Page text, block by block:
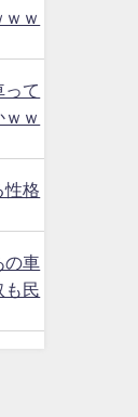
ｗ
って
ｗ
性格
の車
も民